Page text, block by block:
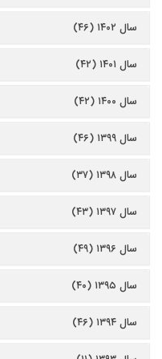
سال ۱۴۰۲ (۴۶)
سال ۱۴۰۱ (۴۲)
سال ۱۴۰۰ (۴۲)
سال ۱۳۹۹ (۴۶)
سال ۱۳۹۸ (۳۷)
سال ۱۳۹۷ (۴۳)
سال ۱۳۹۶ (۴۹)
سال ۱۳۹۵ (۴۰)
سال ۱۳۹۴ (۴۶)